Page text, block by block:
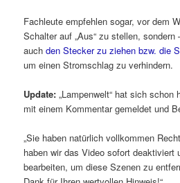
Fachleute empfehlen sogar, vor dem
Schalter auf „Aus“ zu stellen,
auchden Stecker zu ziehen bzw. die
um einen Stromschlag zu verhindern.
Update: „Lampenwelt“ hat sich schon
mit einem Kommentar gemeldet und
„Sie haben natürlich vollkommen
haben wir das Video sofort deaktiviert
bearbeiten, um diese Szenen zu